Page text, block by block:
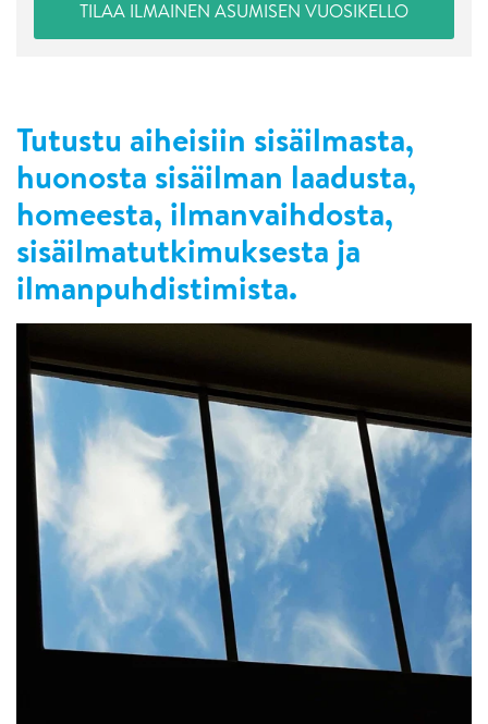
TILAA ILMAINEN ASUMISEN VUOSIKELLO
Tutustu aiheisiin sisäilmasta,
huonosta sisäilman laadusta,
homeesta, ilmanvaihdosta,
sisäilmatutkimuksesta ja
ilmanpuhdistimista.